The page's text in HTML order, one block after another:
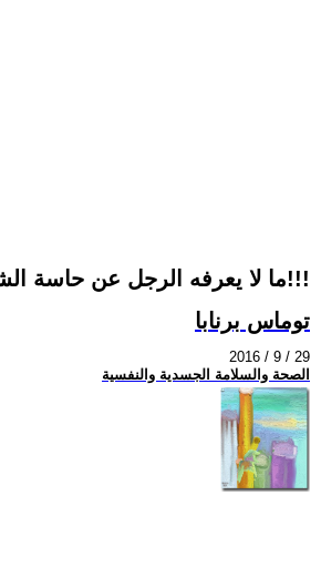
ما لا يعرفه الرجل عن حاسة الشم عند المرأة!!!
توماس برنابا
2016 / 9 / 29
الصحة والسلامة الجسدية والنفسية